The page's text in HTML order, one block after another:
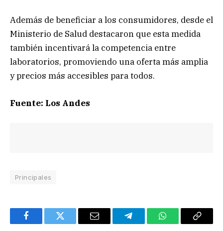
Además de beneficiar a los consumidores, desde el
Ministerio de Salud destacaron que esta medida
también incentivará la competencia entre
laboratorios, promoviendo una oferta más amplia
y precios más accesibles para todos.
Fuente: Los Andes
Principales
FacebookTwitter Email TelegramWhatsAppCopy